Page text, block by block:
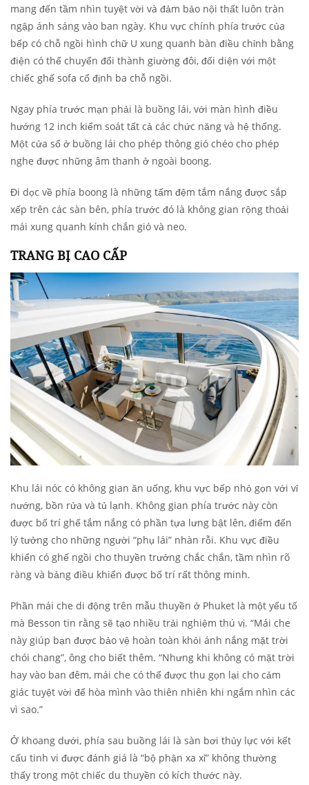
mang đến tầm nhìn tuyệt vời và đảm bảo nội thất luôn tràn
ngập ánh sáng vào ban ngày. Khu vực chính phía trước của
bếp có chỗ ngồi hình chữ U xung quanh bàn điều chỉnh bằng
điện có thể chuyển đổi thành giường đôi, đối diện với một
chiếc ghế sofa cố định ba chỗ ngồi.
Ngay phía trước mạn phải là buồng lái, với màn hình điều
hướng 12 inch kiểm soát tất cả các chức năng và hệ thống.
Một cửa sổ ở buồng lái cho phép thông gió chéo cho phép
nghe được những âm thanh ở ngoài boong.
Đi dọc về phía boong là những tấm đệm tắm nắng được sắp
xếp trên các sàn bên, phía trước đó là không gian rộng thoải
mái xung quanh kính chắn gió và neo.
TRANG BỊ CAO CẤP
Khu lái nóc có không gian ăn uống, khu vực bếp nhỏ gọn với vỉ
nướng, bồn rửa và tủ lạnh. Không gian phía trước này còn
được bố trí ghế tắm nắng có phần tựa lưng bật lên, điểm đến
lý tưởng cho những người “phụ lái” nhàn rỗi. Khu vực điều
khiển có ghế ngồi cho thuyền trưởng chắc chắn, tầm nhìn rõ
ràng và bảng điều khiển được bố trí rất thông minh.
Phần mái che di động trên mẫu thuyền ở Phuket là một yếu tố
mà Besson tin rằng sẽ tạo nhiều trải nghiệm thú vị. “Mái che
này giúp bạn được bảo vệ hoàn toàn khỏi ánh nắng mặt trời
chói chang”, ông cho biết thêm. “Nhưng khi không có mặt trời
hay vào ban đêm, mái che có thể được thu gọn lại cho cảm
giác tuyệt vời để hòa mình vào thiên nhiên khi ngắm nhìn các
vì sao.”
Ở khoang dưới, phía sau buồng lái là sàn bơi thủy lực với kết
cấu tinh vi được đánh giá là “bộ phận xa xỉ” không thường
thấy trong một chiếc du thuyền có kích thước này.